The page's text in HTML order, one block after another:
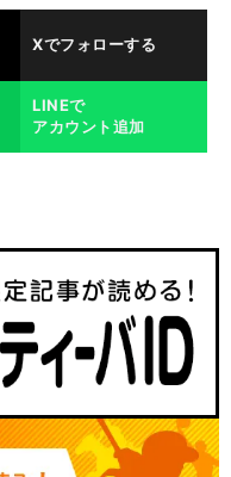
Xでフォローする
LINEで
アカウント追加